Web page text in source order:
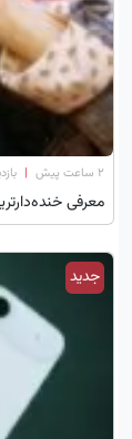
۲ ساعت پیش |
معرفی
جدید